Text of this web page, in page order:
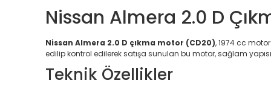
Nissan Almera 2.0 D
Nissan Almera 2.0 D çıkma motor (CD20), 1974 cc
edilip kontrol edilerek satışa sunulan bu motor, sağlam
Teknik Özellikler